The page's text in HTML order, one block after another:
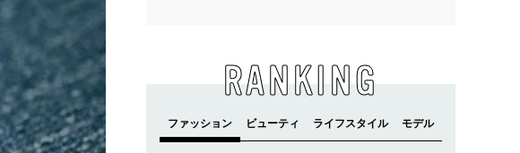
RANKING